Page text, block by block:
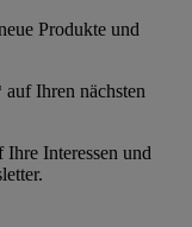
Produkte und
Ihren nächsten
Ihre Interessen und